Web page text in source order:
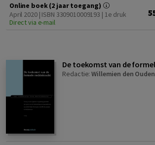
Online boek (2 jaar toegang)
April 2020 | ISBN 3309010009193 | 1e druk
Direct via e-mail
De toekomst van de
Redactie:Willemien den Ouden